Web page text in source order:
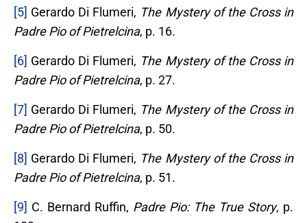
[5] Gerardo Di Flumeri, The Mystery of the Cross in
Padre Pio of Pietrelcina, p. 16.
[6] Gerardo Di Flumeri, The Mystery of the Cross in
Padre Pio of Pietrelcina, p. 27.
[7] Gerardo Di Flumeri, The Mystery of the Cross in
Padre Pio of Pietrelcina, p. 50.
[8] Gerardo Di Flumeri, The Mystery of the Cross in
Padre Pio of Pietrelcina, p. 51.
[9] C. Bernard Ruffin, Padre Pio: The True Story, p.